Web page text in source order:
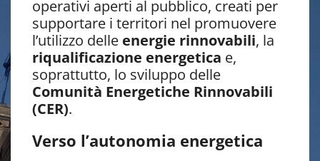
operativi aperti al pubblico, creati per
supportare i territori nel promuovere
l’utilizzo delle energie rinnovabili, la
riqualificazione energetica e,
soprattutto, lo sviluppo delle
Comunità Energetiche Rinnovabili
(CER).
Verso l’autonomia energetica